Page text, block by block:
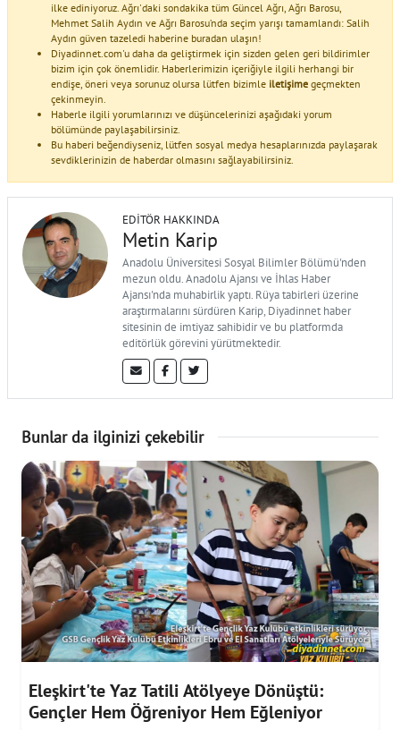
ilke ediniyoruz. Ağrı'daki sondakika tüm Güncel Ağrı, Ağrı Barosu,
Mehmet Salih Aydın ve Ağrı Barosu’nda seçim yarışı tamamlandı: Salih
Aydın güven tazeledi haberine buradan ulaşın!
Diyadinnet.com'u daha da geliştirmek için sizden gelen geri bildirimler
bizim için çok önemlidir. Haberlerimizin içeriğiyle ilgili herhangi bir
endişe, öneri veya sorunuz olursa lütfen bizimle iletişime geçmekten
çekinmeyin.
Haberle ilgili yorumlarınızı ve düşüncelerinizi aşağıdaki yorum
bölümünde paylaşabilirsiniz.
Bu haberi beğendiyseniz, lütfen sosyal medya hesaplarınızda paylaşarak
sevdiklerinizin de haberdar olmasını sağlayabilirsiniz.
EDITÖR HAKKINDA
Metin Karip
Anadolu Üniversitesi Sosyal Bilimler Bölümü'nden
mezun oldu. Anadolu Ajansı ve İhlas Haber
Ajansı'nda muhabirlik yaptı. Rüya tabirleri üzerine
araştırmalarını sürdüren Karip, Diyadinnet haber
sitesinin de imtiyaz sahibidir ve bu platformda
editörlük görevini yürütmektedir.
Bunlar da ilginizi çekebilir
Eleşkirt'te Yaz Tatili Atölyeye Dönüştü:
Gençler Hem Öğreniyor Hem Eğleniyor